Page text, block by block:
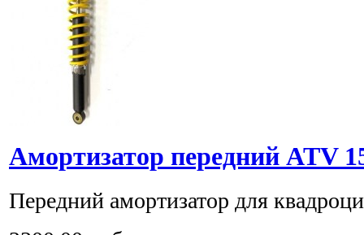
Амортизатор передний ATV
Передний амортизатор для